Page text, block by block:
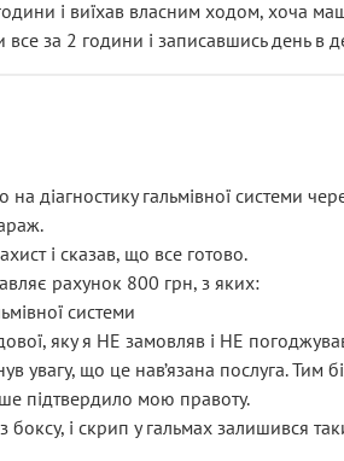
і виїхав власним ходом, хоча
все за 2 години і записавшись день в
діагностику гальмівної системи
і сказав, що все готово.
рахунок 800 грн, з яких:
системи
яку я НЕ замовляв і НЕ
увагу, що це нав’язана послуга.
підтвердило мою правоту.
і скрип у гальмах залишився